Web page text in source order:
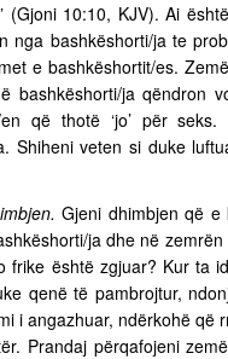
(Gjoni 10:10, KJV). Ai
nga bashkëshorti/ja te
e bashkëshortit/es.
bashkëshorti/ja qëndron
en që thotë ‘jo’ për
Shiheni veten si duke
Gjeni dhimbjen që e
ja dhe në
frike është zgjuar? Kur ta
qenë të pambrojtur,
i angazhuar, ndërkohë që
Prandaj përqafojeni